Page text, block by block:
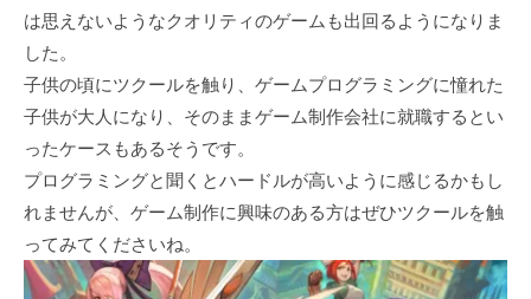
は思えないようなクオリティのゲームも出回るようになりま
した。
子供の頃にツクールを触り、ゲームプログラミングに憧れた
子供が大人になり、そのままゲーム制作会社に就職するとい
ったケースもあるそうです。
プログラミングと聞くとハードルが高いように感じるかもし
れませんが、ゲーム制作に興味のある方はぜひツクールを触
ってみてくださいね。